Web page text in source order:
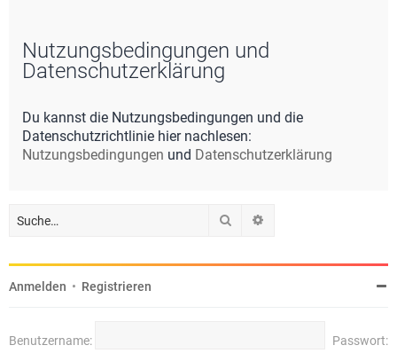
Nutzungsbedingungen und
Datenschutzerklärung
Du kannst die Nutzungsbedingungen und die
Datenschutzrichtlinie hier nachlesen:
Nutzungsbedingungen und Datenschutzerklärung
Suche
Anmelden • Registrieren
Benutzername: Passwort: